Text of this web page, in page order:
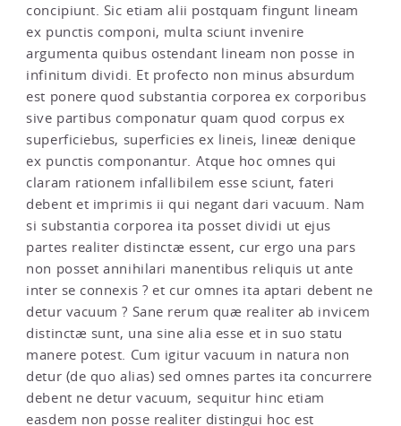
concipiunt. Sic etiam alii postquam fingunt lineam
ex punctis componi, multa sciunt invenire
argumenta quibus ostendant lineam non posse in
infinitum dividi. Et profecto non minus absurdum
est ponere quod substantia corporea ex corporibus
sive partibus componatur quam quod corpus ex
superficiebus, superficies ex lineis, lineæ denique
ex punctis componantur. Atque hoc omnes qui
claram rationem infallibilem esse sciunt, fateri
debent et imprimis ii qui negant dari vacuum. Nam
si substantia corporea ita posset dividi ut ejus
partes realiter distinctæ essent, cur ergo una pars
non posset annihilari manentibus reliquis ut ante
inter se connexis ? et cur omnes ita aptari debent ne
detur vacuum ? Sane rerum quæ realiter ab invicem
distinctæ sunt, una sine alia esse et in suo statu
manere potest. Cum igitur vacuum in natura non
detur (de quo alias) sed omnes partes ita concurrere
debent ne detur vacuum, sequitur hinc etiam
easdem non posse realiter distingui hoc est